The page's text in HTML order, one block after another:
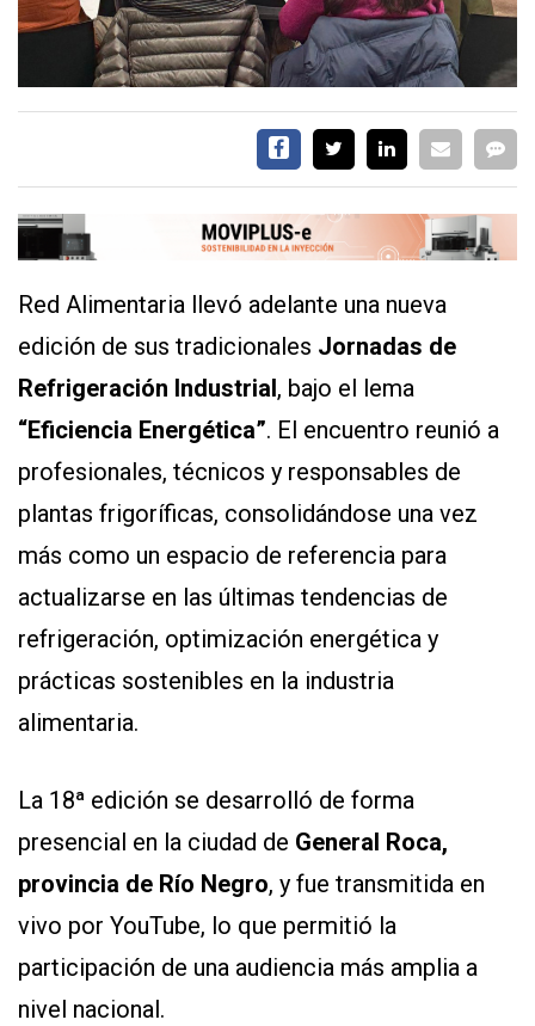
CONDICIONES
POLÍTICAS
DE
MAPA
SITIO
SOMOS
Red Alimentaria llevó adelante una nueva
edición de sus tradicionales Jornadas de
Refrigeración Industrial, bajo el lema
“Eficiencia Energética”. El encuentro reunió a
profesionales, técnicos y responsables de
plantas frigoríficas, consolidándose una vez
más como un espacio de referencia para
actualizarse en las últimas tendencias de
refrigeración, optimización energética y
prácticas sostenibles en la industria
alimentaria.
La 18ª edición se desarrolló de forma
presencial en la ciudad de General Roca,
provincia de Río Negro, y fue transmitida en
vivo por YouTube, lo que permitió la
participación de una audiencia más amplia a
nivel nacional.